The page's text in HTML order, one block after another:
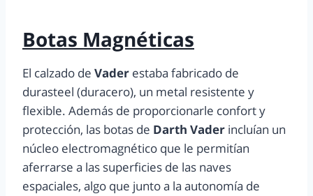
Botas Magnéticas
El calzado de Vader estaba fabricado de
durasteel (duracero), un metal resistente y
flexible. Además de proporcionarle confort y
protección, las botas de Darth Vader incluían un
núcleo electromagnético que le permitían
aferrarse a las superficies de las naves
espaciales, algo que junto a la autonomía de